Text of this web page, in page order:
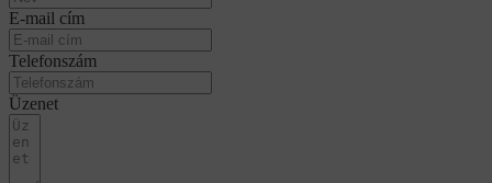
E-mail cím
Telefonszám
Üzenet